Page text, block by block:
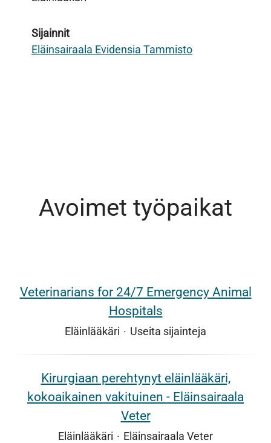
Sijainnit
Eläinsairaala Evidensia Tammisto
Avoimet työpaikat
Veterinarians for 24/7 Emergency Animal
Hospitals
Eläinlääkäri · Useita sijainteja
Kirurgiaan perehtynyt eläinlääkäri,
kokoaikainen vakituinen - Eläinsairaala
Veter
Eläinlääkäri · Eläinsairaala Veter